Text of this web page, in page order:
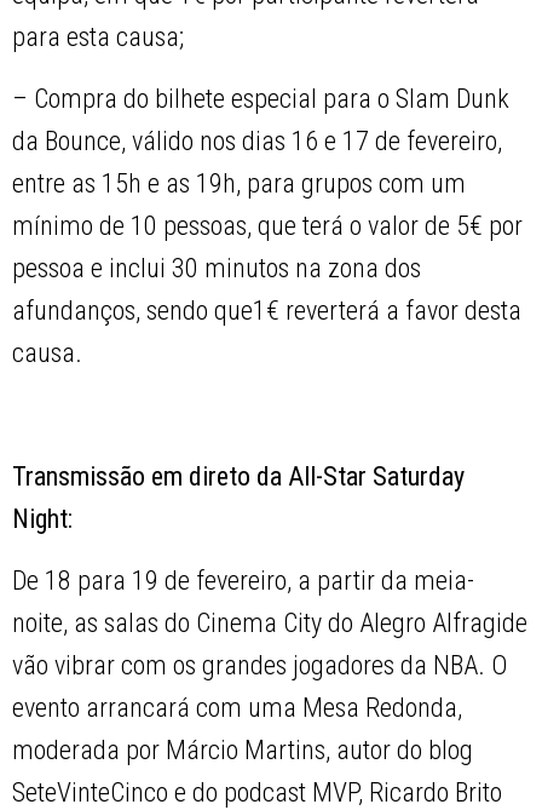
para esta causa;
– Compra do bilhete especial para o Slam Dunk
da Bounce, válido nos dias 16 e 17 de fevereiro,
entre as 15h e as 19h, para grupos com um
mínimo de 10 pessoas, que terá o valor de 5€ por
pessoa e inclui 30 minutos na zona dos
afundanços, sendo que1€ reverterá a favor desta
causa.
Transmissão em direto da All-Star Saturday
Night:
De 18 para 19 de fevereiro, a partir da meia-
noite, as salas do Cinema City do Alegro Alfragide
vão vibrar com os grandes jogadores da NBA. O
evento arrancará com uma Mesa Redonda,
moderada por Márcio Martins, autor do blog
SeteVinteCinco e do podcast MVP, Ricardo Brito